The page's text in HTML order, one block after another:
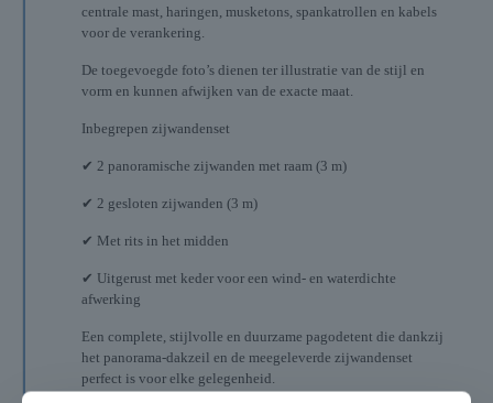
centrale mast, haringen, musketons, spankatrollen en kabels
voor de verankering.
De toegevoegde foto’s dienen ter illustratie van de stijl en
vorm en kunnen afwijken van de exacte maat.
Inbegrepen zijwandenset
✔ 2 panoramische zijwanden met raam (3 m)
✔ 2 gesloten zijwanden (3 m)
✔ Met rits in het midden
✔ Uitgerust met keder voor een wind- en waterdichte
afwerking
Een complete, stijlvolle en duurzame pagodetent die dankzij
het panorama-dakzeil en de meegeleverde zijwandenset
perfect is voor elke gelegenheid.